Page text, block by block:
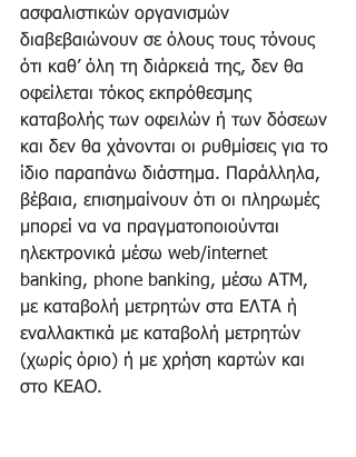
ασφαλιστικών οργανισμών
διαβεβαιώνουν σε όλους τους τόνους
ότι καθ’ όλη τη διάρκειά της, δεν θα
οφείλεται τόκος εκπρόθεσμης
καταβολής των οφειλών ή των δόσεων
και δεν θα χάνονται οι ρυθμίσεις για το
ίδιο παραπάνω διάστημα. Παράλληλα,
βέβαια, επισημαίνουν ότι οι πληρωμές
μπορεί να να πραγματοποιούνται
ηλεκτρονικά μέσω web/internet
banking, phone banking, μέσω ΑΤΜ,
με καταβολή μετρητών στα ΕΛΤΑ ή
εναλλακτικά με καταβολή μετρητών
(χωρίς όριο) ή με χρήση καρτών και
στο ΚΕΑΟ.